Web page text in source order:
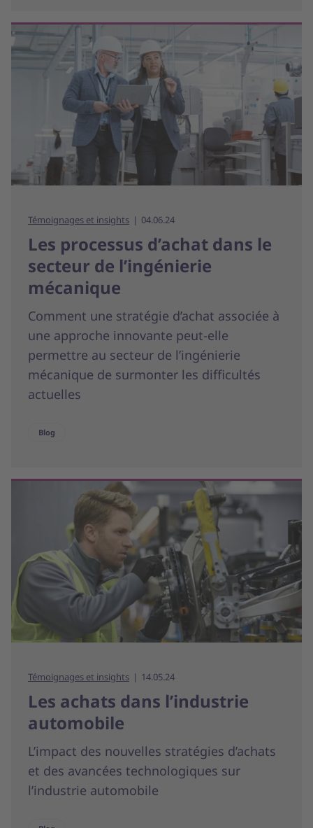
Témoignages et insights 04.06.24
Les processus d’achat dans le
secteur de l’ingénierie
mécanique
Comment une stratégie d’achat associée à
une approche innovante peut-elle
permettre au secteur de l’ingénierie
mécanique de surmonter les difficultés
actuelles
Blog
Témoignages et insights 14.05.24
Les achats dans l’industrie
automobile
L’impact des nouvelles stratégies d’achats
et des avancées technologiques sur
l’industrie automobile